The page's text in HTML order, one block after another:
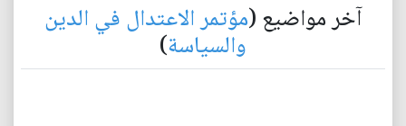
آخر مواضيع (مؤتمر الاعتدال في الدين
والسياسة)